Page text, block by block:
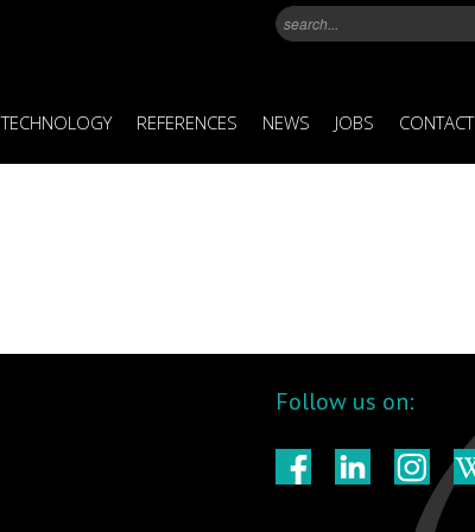
TECHNOLOGY REFERENCES NEWS JOBS CONTACT
Follow us on: